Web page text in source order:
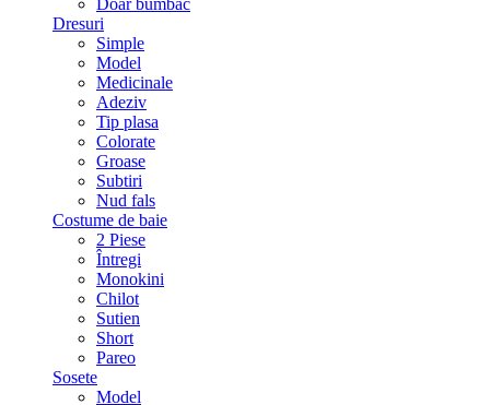
Doar bumbac
Dresuri
Simple
Model
Medicinale
Adeziv
Tip plasa
Colorate
Groase
Subtiri
Nud fals
Costume de baie
2 Piese
Întregi
Monokini
Chilot
Sutien
Short
Pareo
Sosete
Model